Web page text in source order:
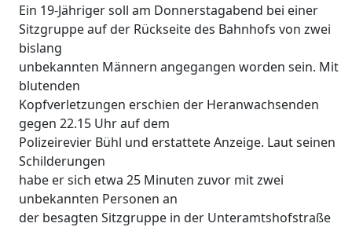
Ein 19-Jähriger soll am Donnerstagabend bei einer
Sitzgruppe auf der Rückseite des Bahnhofs von zwei
bislang
unbekannten Männern angegangen worden sein. Mit
blutenden
Kopfverletzungen erschien der Heranwachsenden
gegen 22.15 Uhr auf dem
Polizeirevier Bühl und erstattete Anzeige. Laut seinen
Schilderungen
habe er sich etwa 25 Minuten zuvor mit zwei
unbekannten Personen an
der besagten Sitzgruppe in der Unteramtshofstraße